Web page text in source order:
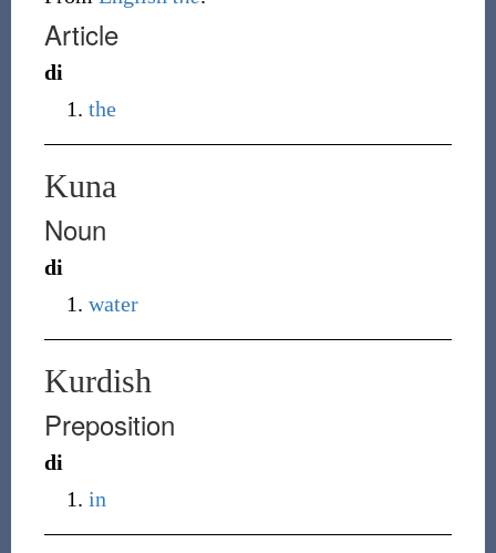
Article
di
the
Kuna
Noun
di
water
Kurdish
Preposition
di
in